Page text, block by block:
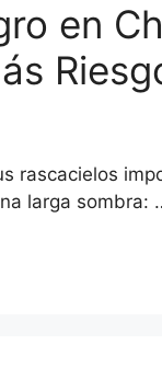
en
rascacielos
larga sombra: